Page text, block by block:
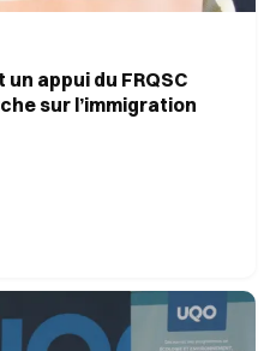
appui du FRQSC
sur l’immigration